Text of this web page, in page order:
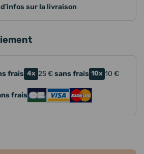
sur la livraison
frais 4x 25€sans frais 10x 10 €
frais